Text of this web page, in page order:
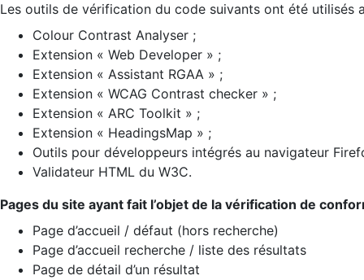
Les outils de vérification du code suivants ont été utilisés
Colour Contrast Analyser ;
Extension « Web Developer » ;
Extension « Assistant RGAA » ;
Extension « WCAG Contrast checker » ;
Extension « ARC Toolkit » ;
Extension « HeadingsMap » ;
Outils pour développeurs intégrés au navigateur
Validateur HTML du W3C.
Pages du site ayant fait l’objet de la vérification de
Page d’accueil / défaut (hors recherche)
Page d’accueil recherche / liste des résultats
Page de détail d’un résultat